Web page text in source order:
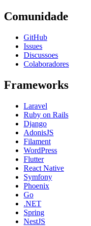
Comunidade
GitHub
Issues
Discussoes
Colaboradores
Frameworks
Laravel
Ruby on Rails
Django
AdonisJS
Filament
WordPress
Flutter
React Native
Symfony
Phoenix
Go
.NET
Spring
NestJS